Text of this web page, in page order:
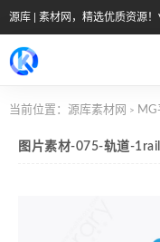
源库 | 素材网，精选优质资源！
当前位置： 源库素材网 > MG
图片素材-075-轨道-